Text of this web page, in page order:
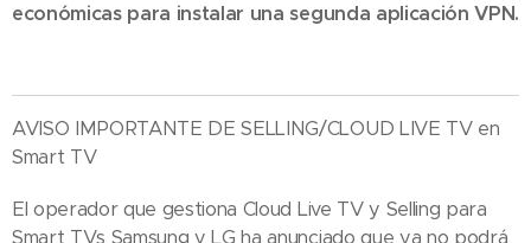
económicas para instalar una segunda aplicación VPN.
AVISO IMPORTANTE DE SELLING/CLOUD LIVE TV en
Smart TV🇪🇸
El operador que gestiona Cloud Live TV y Selling para
Smart TVs Samsung y LG ha anunciado que ya no podrá